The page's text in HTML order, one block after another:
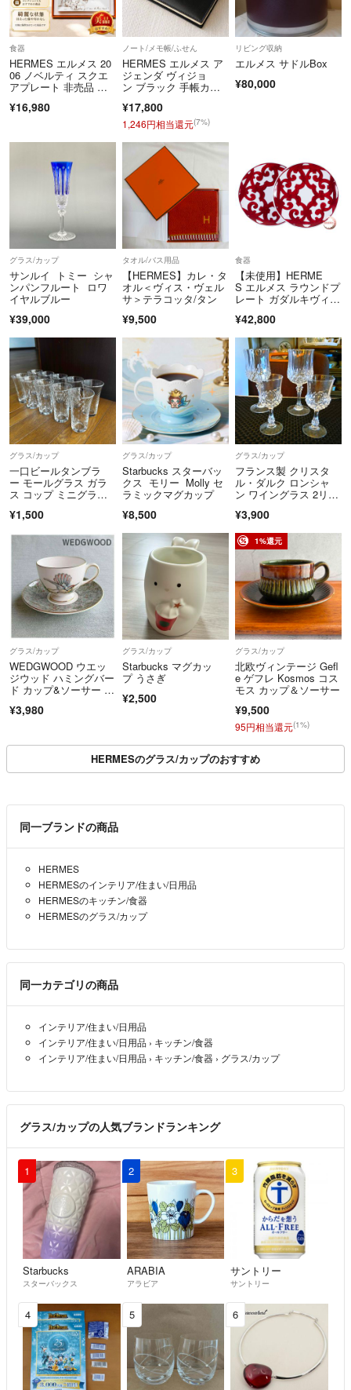
食器
HERMES エルメス 20
06 ノベルティ スクエ
アプレート 非売品 箱
¥16,980
ノート/メモ帳/ふせん
HERMES エルメス ア
ジェンダ ヴィジョ
ン ブラック 手帳カバ
¥17,800
1,246円相当還元(7%)
リビング収納
エルメス サドルBox
¥80,000
グラス/カップ
サンルイ トミー シャ
ンパンフルート ロワ
イヤルブルー
¥39,000
タオル/バス用品
【HERMES】カレ・タ
オル＜ヴィス・ヴェル
サ＞テラコッタ/タン
¥9,500
食器
【未使用】HERME
S エルメス ラウンドプ
レート ガダルキヴィー
ワイト レッド【中古】
¥42,800
グラス/カップ
一口ビールタンブラ
ー モールグラス ガラ
ス コップ ミニグラ
¥1,500
グラス/カップ
Starbucks スターバッ
クス モリー Molly セ
ラミックマグカップ
¥8,500
グラス/カップ
フランス製 クリスタ
ル・ダルク ロンシャ
ン ワイングラス 2リキ
ット
¥3,900
グラス/カップ
WEDGWOOD ウエッ
ジウッド ハミングバー
ド カップ&ソーサー 1
¥3,980
グラス/カップ
Starbucks マグカッ
プ うさぎ
¥2,500
1%還元
グラス/カップ
北欧ヴィンテージ Gefl
e ゲフレ Kosmos コス
モス カップ＆ソーサー
¥9,500
95円相当還元(1%)
HERMESのグラス/カップのおすすめ
同一ブランドの商品
HERMES
HERMESのインテリア/住まい/日用品
HERMESのキッチン/食器
HERMESのグラス/カップ
同一カテゴリの商品
インテリア/住まい/日用品
インテリア/住まい/日用品 › キッチン/食器
インテリア/住まい/日用品 › キッチン/食器 › グラス/カップ
グラス/カップの人気ブランドランキング
1
Starbucks
スターバックス
2
ARABIA
アラビア
3
サントリー
サントリー
4 5 6